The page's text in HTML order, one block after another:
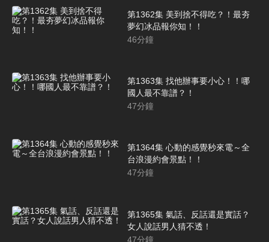
第1362集 美到捨不得吃？！最夯
夢幻冰品報你知！！
46分鐘
第1363集 找他辦事要小心！！哪
國人最不靠譜？！
47分鐘
第1364集 心動的感覺秒來電～全
台浪漫約會景點！！
47分鐘
第1365集 氣話、反話還是實話？
女人說話男人猜不透！
47分鐘